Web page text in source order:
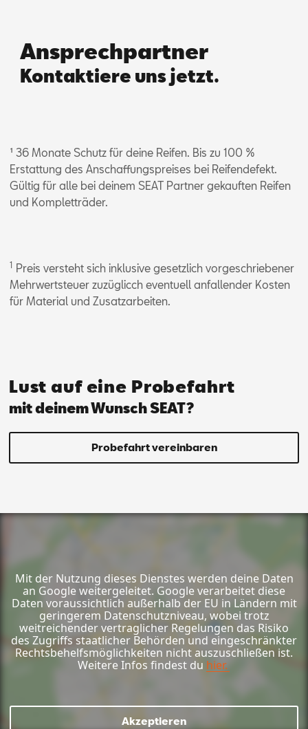
Ansprechpartner
Kontaktiere uns jetzt.
¹ 36 Monate Schutz für deine Reifen. Bis zu 100 %
Erstattung des Anschaffungspreises bei Reifendefekt.
Gültig für alle bei deinem SEAT Partner gekauften Reifen
und Kompletträder.
1 Preis versteht sich inklusive gesetzlich vorgeschriebener
Mehrwertsteuer zuzüglicch eventuell anfallender Kosten
für Material und Zusatzarbeiten.
Lust auf eine Probefahrt
mit deinem Wunsch SEAT?
Probefahrt vereinbaren
Mit der Nutzung dieses Dienstes werden deine Daten
an Google weitergeleitet. Google verarbeitet diese
Daten voraussichtlich außerhalb der EU in Ländern mit
geringerem Datenschutzniveau, wobei trotz
weitreichender vertraglicher Regelungen das Risiko
des Zugriffs staatlicher Behörden und eingeschränkter
Rechtsbehelfsmöglichkeiten nicht auszuschließen ist.
Weitere Infos findest du hier.
Akzeptieren